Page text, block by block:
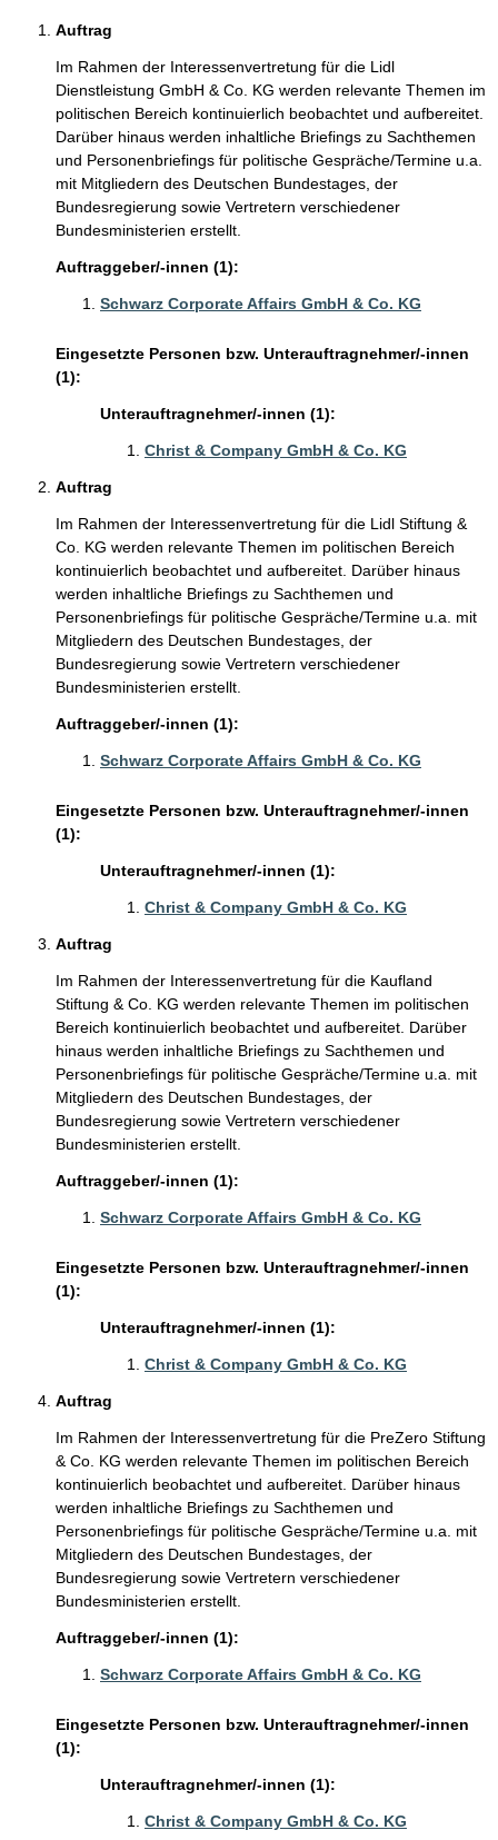
Auftrag
Im Rahmen der Interessenvertretung für die Lidl
Dienstleistung GmbH & Co. KG werden relevante Themen im
politischen Bereich kontinuierlich beobachtet und aufbereitet.
Darüber hinaus werden inhaltliche Briefings zu Sachthemen
und Personenbriefings für politische Gespräche/Termine u.a.
mit Mitgliedern des Deutschen Bundestages, der
Bundesregierung sowie Vertretern verschiedener
Bundesministerien erstellt.
Auftraggeber/-innen (1):
Schwarz Corporate Affairs GmbH & Co. KG
Eingesetzte Personen bzw. Unterauftragnehmer/-innen
(1):
Unterauftragnehmer/-innen (1):
Christ & Company GmbH & Co. KG
Auftrag
Im Rahmen der Interessenvertretung für die Lidl Stiftung &
Co. KG werden relevante Themen im politischen Bereich
kontinuierlich beobachtet und aufbereitet. Darüber hinaus
werden inhaltliche Briefings zu Sachthemen und
Personenbriefings für politische Gespräche/Termine u.a. mit
Mitgliedern des Deutschen Bundestages, der
Bundesregierung sowie Vertretern verschiedener
Bundesministerien erstellt.
Auftraggeber/-innen (1):
Schwarz Corporate Affairs GmbH & Co. KG
Eingesetzte Personen bzw. Unterauftragnehmer/-innen
(1):
Unterauftragnehmer/-innen (1):
Christ & Company GmbH & Co. KG
Auftrag
Im Rahmen der Interessenvertretung für die Kaufland
Stiftung & Co. KG werden relevante Themen im politischen
Bereich kontinuierlich beobachtet und aufbereitet. Darüber
hinaus werden inhaltliche Briefings zu Sachthemen und
Personenbriefings für politische Gespräche/Termine u.a. mit
Mitgliedern des Deutschen Bundestages, der
Bundesregierung sowie Vertretern verschiedener
Bundesministerien erstellt.
Auftraggeber/-innen (1):
Schwarz Corporate Affairs GmbH & Co. KG
Eingesetzte Personen bzw. Unterauftragnehmer/-innen
(1):
Unterauftragnehmer/-innen (1):
Christ & Company GmbH & Co. KG
Auftrag
Im Rahmen der Interessenvertretung für die PreZero Stiftung
& Co. KG werden relevante Themen im politischen Bereich
kontinuierlich beobachtet und aufbereitet. Darüber hinaus
werden inhaltliche Briefings zu Sachthemen und
Personenbriefings für politische Gespräche/Termine u.a. mit
Mitgliedern des Deutschen Bundestages, der
Bundesregierung sowie Vertretern verschiedener
Bundesministerien erstellt.
Auftraggeber/-innen (1):
Schwarz Corporate Affairs GmbH & Co. KG
Eingesetzte Personen bzw. Unterauftragnehmer/-innen
(1):
Unterauftragnehmer/-innen (1):
Christ & Company GmbH & Co. KG